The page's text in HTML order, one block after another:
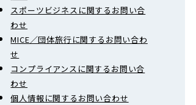
スポーツビジネスに関するお問い合
わせ
MICE／団体旅行に関するお問い合わ
せ
コンプライアンスに関するお問い合
わせ
個人情報に関するお問い合わせ